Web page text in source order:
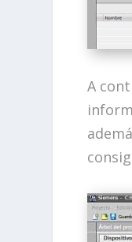
A